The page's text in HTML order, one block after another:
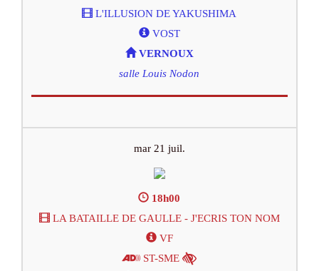
L'ILLUSION DE YAKUSHIMA
VOST
VERNOUX
salle Louis Nodon
mar 21 juil.
18h00
LA BATAILLE DE GAULLE - J'ECRIS TON NOM
VF
ST-SME